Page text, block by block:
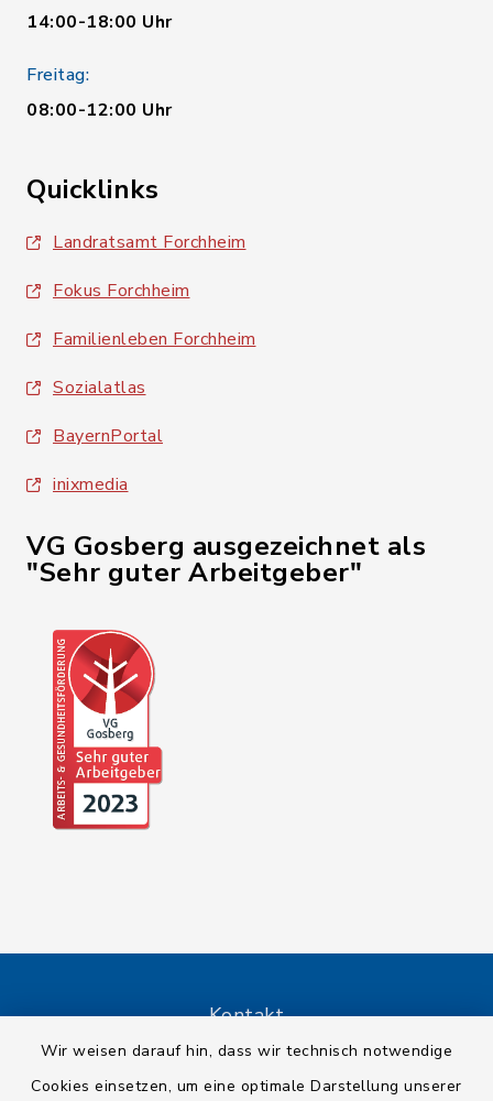
Wir weisen darauf hin, dass wir technisch notwendige
Cookies einsetzen, um eine optimale Darstellung unserer
14:00-18:00 Uhr
Freitag:
08:00-12:00 Uhr
Quicklinks
Landratsamt Forchheim
Fokus Forchheim
Familienleben Forchheim
Sozialatlas
BayernPortal
inixmedia
VG Gosberg ausgezeichnet als
"Sehr guter Arbeitgeber"
Kontakt